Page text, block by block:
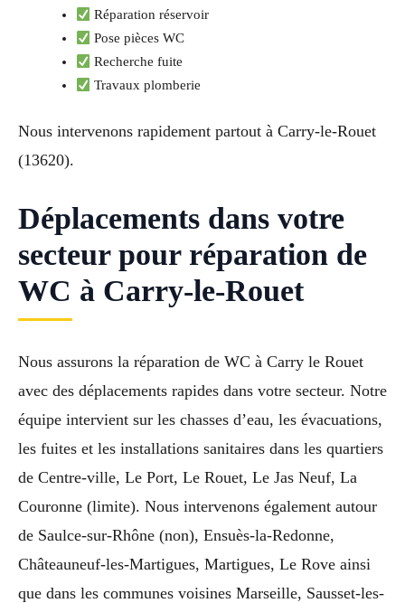
Réparation réservoir
Pose pièces WC
Recherche fuite
Travaux plomberie
Nous intervenons rapidement partout à Carry-le-Rouet
(13620).
Déplacements dans votre
secteur pour réparation de
WC à Carry-le-Rouet
Nous assurons la réparation de WC à Carry le Rouet
avec des déplacements rapides dans votre secteur. Notre
équipe intervient sur les chasses d’eau, les évacuations,
les fuites et les installations sanitaires dans les quartiers
de Centre-ville, Le Port, Le Rouet, Le Jas Neuf, La
Couronne (limite). Nous intervenons également autour
de Saulce-sur-Rhône (non), Ensuès-la-Redonne,
Châteauneuf-les-Martigues, Martigues, Le Rove ainsi
que dans les communes voisines Marseille, Sausset-les-